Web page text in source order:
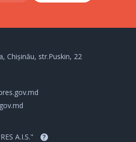
Chișinău, str.Puskin, 22
A.I.S." ?